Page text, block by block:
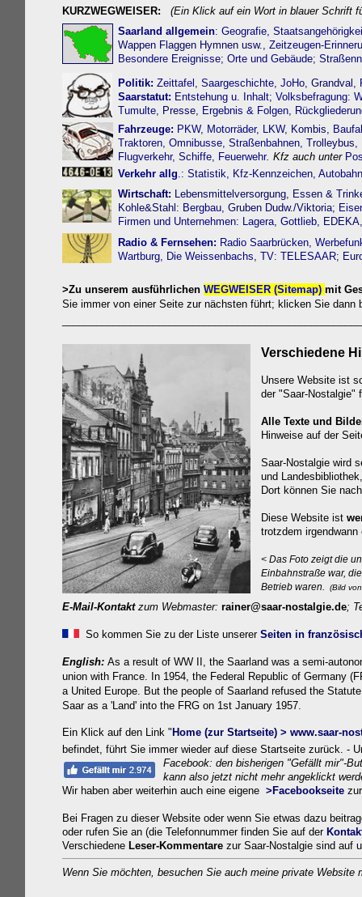
KURZWEGWEISER:
(Ein Klick auf ein Wort in blauer Schrift
Saarland allgemein: Geografie,
Wappen Flaggen Hymnen usw., Zeitzeugen-
Besondere Ereignisse; Orte und Gebäude;
Politik: Zeittafel, Saargeschichte, JoHo, Grandval,
Saarstatut: Entstehung u. Inhalt; Volksbefragung:
Tumulte, Presse, Ergebnis & Folgen,
Fahrzeuge: PKW, Motorräder, LKW, Kombis,
Traktoren, Omnibusse, Straßenbahnen, Trolleybus,
Flugverkehr, Schiffe, Feuerwehr. Kfz auch unter
Verkehr allg.: Statistik, Kfz-Kennzeichen,
Wirtschaft: Lebensmittelversorgung, Essen &
Kohle&Stahl : Bergbau, Gruben Dudw./Viktoria;
Firmen und Unternehmen: Lagera, Gottlieb, EDEKA,
Radio & Fernsehen: Radio Saarbrücken,
Wartburg, Die Weissenbachs, TV: TELESAAR;
>Zu unserem ausführlichen WEGWEISER (Sitemap) mit
Sie immer von einer Seite zur nächsten führt; klicken Sie dann
Verschiedene
Unsere Website ist
der "Saar-Nostalgie"
Alle Texte und
Hinweise auf der
Saar-Nostalgie wird
und
Dort können Sie
Diese Website ist
trotzdem
< Das Foto zeigt die
Einbahnstraße war, die
Betrieb waren.
(Bild
E-Mail-Kontaktzum Webmaster: rainer@saar-nostalgie.de;
So kommen Sie zu der Liste unserer Seiten in
English: As a result of WW II, the Saarland was a semi-
union with France. In 1954, the Federal Republic of Germany
a United Europe. But the people of Saarland refused the
Saar as a 'Land' into the FRG on 1st January 1957.
Ein Klick auf den Link " Home (zur Startseite) > www.saar-
befindet, führt Sie immer wieder auf diese Startseite zurück. -
Facebook: den bisherigen "Gefällt mir"-
kann also jetzt nicht mehr angeklickt
Wir haben aber weiterhin auch eine eigene >Facebookseite
Bei Fragen zu dieser Website oder wenn Sie etwas dazu
oder rufen Sie an (die Telefonnummer finden Sie auf der
Verschiedene Leser-Kommentarezur Saar-Nostalgie sind auf
Wenn Sie möchten, besuchen Sie auch meine private